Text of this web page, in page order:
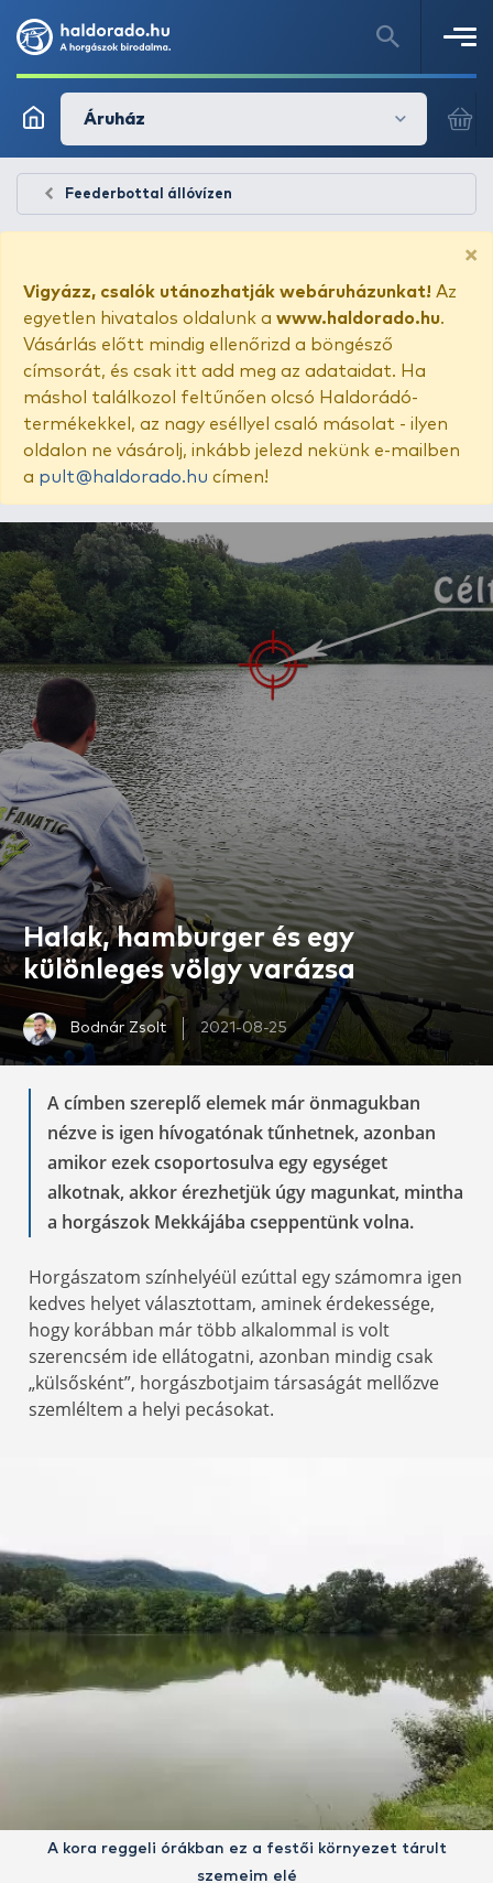
Áruház
Feederbottal állóvízen
×
Vigyázz, csalók utánozhatják webáruházunkat! Az
egyetlen hivatalos oldalunk a www.haldorado.hu.
Vásárlás előtt mindig ellenőrizd a böngésző
címsorát, és csak itt add meg az adataidat. Ha
máshol találkozol feltűnően olcsó Haldorádó-
termékekkel, az nagy eséllyel csaló másolat - ilyen
oldalon ne vásárolj, inkább jelezd nekünk e-mailben
a pult@haldorado.hu címen!
Halak, hamburger és egy
különleges völgy varázsa
Bodnár Zsolt 2021-08-25
A címben szereplő elemek már önmagukban
nézve is igen hívogatónak tűnhetnek, azonban
amikor ezek csoportosulva egy egységet
alkotnak, akkor érezhetjük úgy magunkat, mintha
a horgászok Mekkájába cseppentünk volna.
Horgászatom színhelyéül ezúttal egy számomra igen
kedves helyet választottam, aminek érdekessége,
hogy korábban már több alkalommal is volt
szerencsém ide ellátogatni, azonban mindig csak
„külsősként”, horgászbotjaim társaságát mellőzve
szemléltem a helyi pecásokat.
A kora reggeli órákban ez a festői környezet tárult
szemeim elé